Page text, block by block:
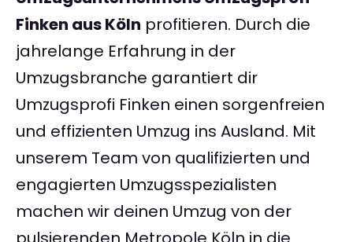
Finken aus Köln profitieren. Durch die
jahrelange Erfahrung in der
Umzugsbranche garantiert dir
Umzugsprofi Finken einen sorgenfreien
und effizienten Umzug ins Ausland. Mit
unserem Team von qualifizierten und
engagierten Umzugsspezialisten
machen wir deinen Umzug von der